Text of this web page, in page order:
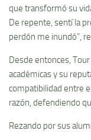
que transformó su
De repente, sentí la
perdón me inundó”,
Desde entonces,
académicas y su
compatibilidad entre
razón, defendiendo
Rezando por sus